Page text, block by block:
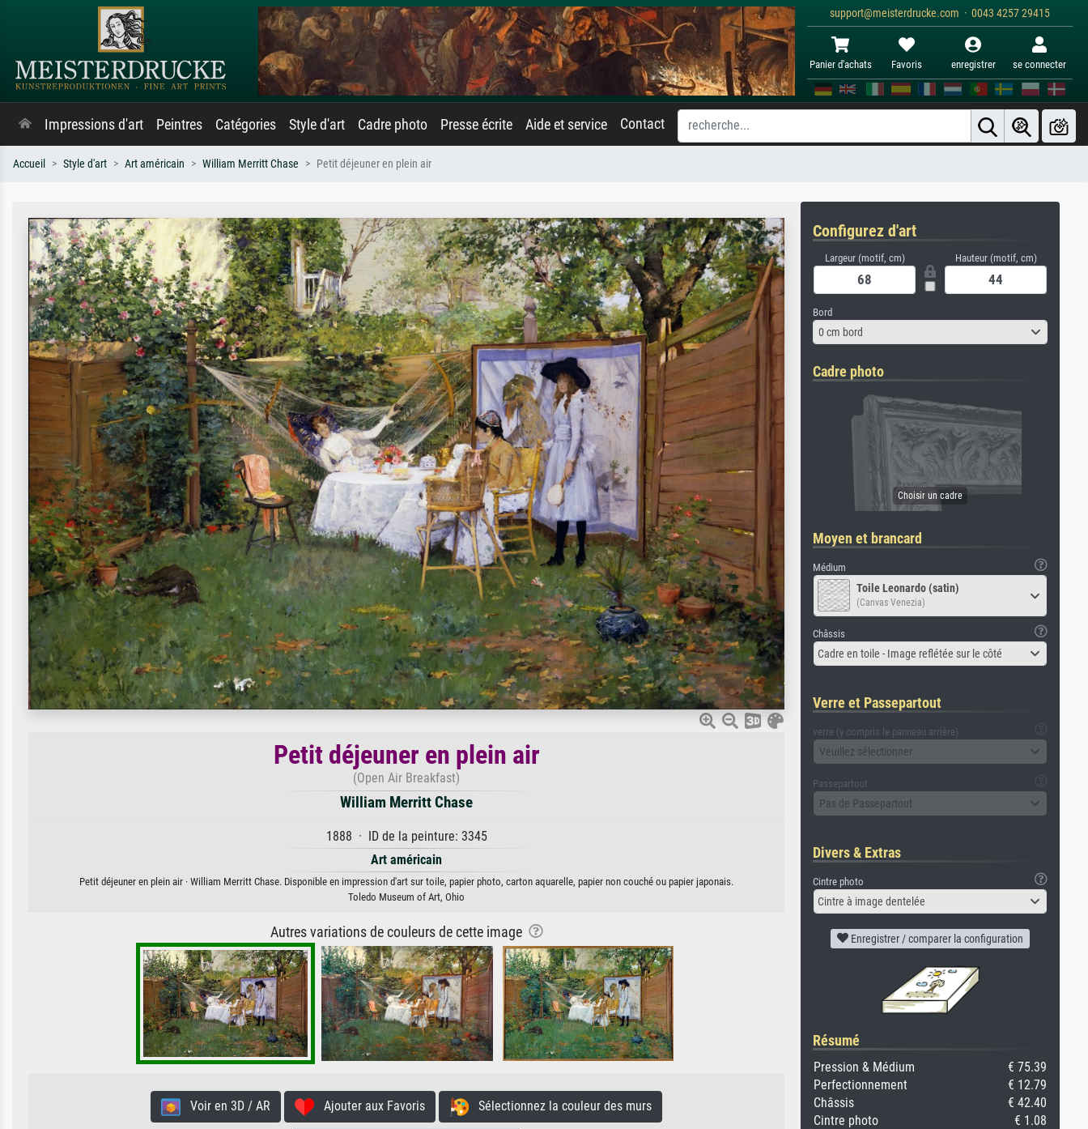
support@meisterdrucke.com · 0043 4257 29415
Panier d'achats Favoris enregistrer se connecter
Impressions d'art Peintres Catégories Style d'art Cadre photo Presse écrite Aide et service Contact
Accueil Style d'art Art américain William Merritt Chase Petit déjeuner en plein air
Petit déjeuner en plein air
(Open Air Breakfast)
William Merritt Chase
1888 · ID de la peinture: 3345
Art américain
Petit déjeuner en plein air · William Merritt Chase. Disponible en impression d'art sur toile, papier photo, carton aquarelle, papier non couché ou papier japonais.
Toledo Museum of Art, Ohio
Autres variations de couleurs de cette image
Voir en 3D / AR Ajouter aux Favoris Sélectionnez la couleur des murs
Configurez d'art
Largeur (motif, cm) Hauteur (motif, cm)
Bord
0 cm bord
Cadre photo
Moyen et brancard
Médium
Toile Leonardo (satin)
(Canvas Venezia)
Châssis
Cadre en toile - Image reflétée sur le côté
Verre et Passepartout
verre (y compris le panneau arrière)
Veuillez sélectionner
Passepartout
Pas de Passepartout
Divers & Extras
Cintre photo
Cintre à image dentelée
Enregistrer / comparer la configuration
Résumé
Pression & Médium
€ 75.39
Perfectionnement
€ 12.79
Châssis
€ 42.40
Cintre photo
€ 1.08